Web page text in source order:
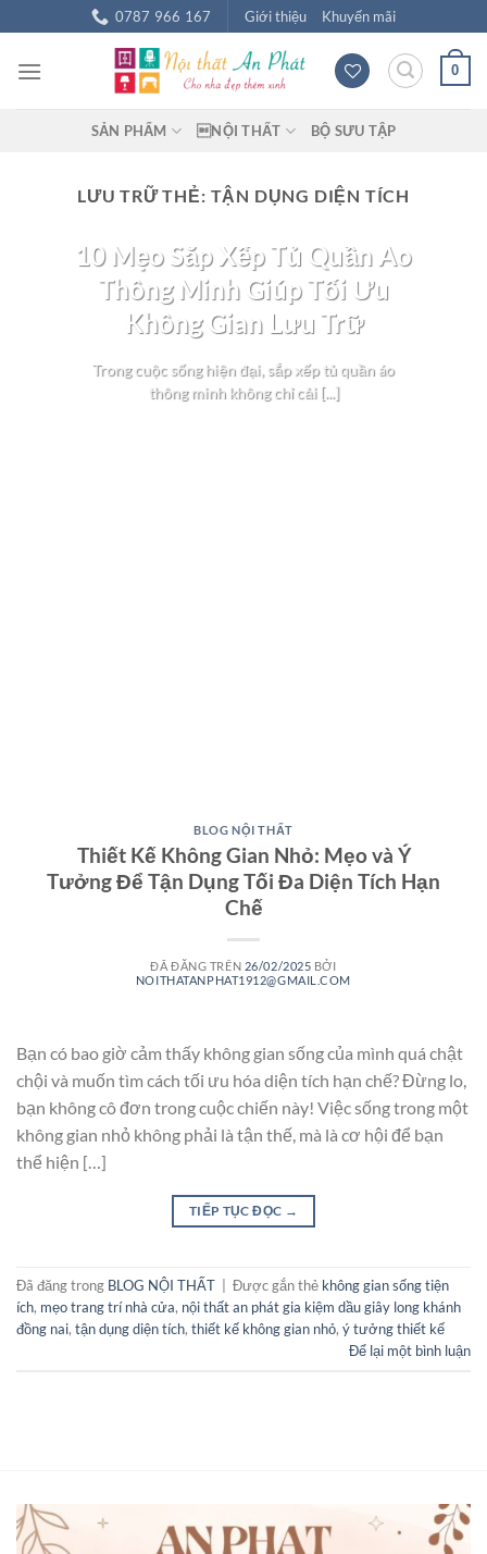
đến
nội
0787 966 167 Giới thiệu Khuyến mãi
0
SẢN PHẨM NỘI THẤT BỘ SƯU TẬP
LƯU TRỮ THẺ: TẬN DỤNG DIỆN TÍCH
10 Mẹo Sắp Xếp Tủ Quần Áo
Thông Minh Giúp Tối Ưu
Không Gian Lưu Trữ
Trong cuộc sống hiện đại, sắp xếp tủ quần áo
thông minh không chỉ cải [...]
BLOG NỘI THẤT
Thiết Kế Không Gian Nhỏ: Mẹo và Ý
Tưởng Để Tận Dụng Tối Đa Diện Tích Hạn
Chế
ĐÃ ĐĂNG TRÊN 26/02/2025 BỞI
NOITHATANPHAT1912@GMAIL.COM
Bạn có bao giờ cảm thấy không gian sống của mình quá chật
chội và muốn tìm cách tối ưu hóa diện tích hạn chế? Đừng lo,
bạn không cô đơn trong cuộc chiến này! Việc sống trong một
không gian nhỏ không phải là tận thế, mà là cơ hội để bạn
thể hiện […]
TIẾP TỤC ĐỌC →
Đã đăng trong BLOG NỘI THẤT Được gắn thẻ không gian sống tiện
ích, mẹo trang trí nhà cửa, nội thất an phát gia kiệm dầu giây long khánh
đồng nai, tận dụng diện tích, thiết kế không gian nhỏ, ý tưởng thiết kế
Để lại một bình luận